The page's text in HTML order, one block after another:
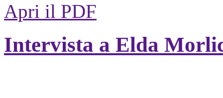
Apri il PDF
Intervista a Elda